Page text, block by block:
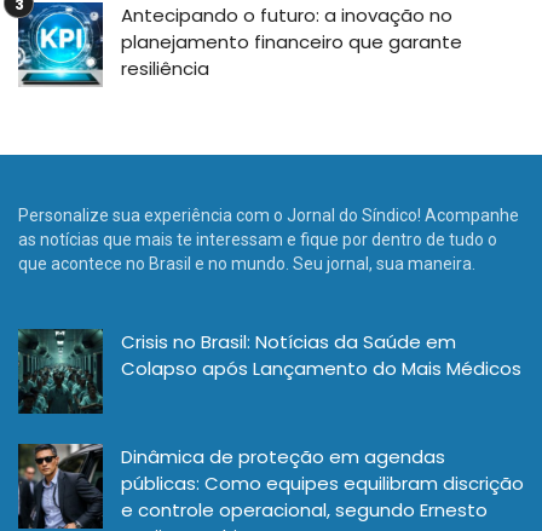
Antecipando o futuro: a inovação no
planejamento financeiro que garante
resiliência
Personalize sua experiência com o Jornal do Síndico! Acompanhe
as notícias que mais te interessam e fique por dentro de tudo o
que acontece no Brasil e no mundo. Seu jornal, sua maneira.
Crisis no Brasil: Notícias da Saúde em
Colapso após Lançamento do Mais Médicos
Dinâmica de proteção em agendas
públicas: Como equipes equilibram discrição
e controle operacional, segundo Ernesto